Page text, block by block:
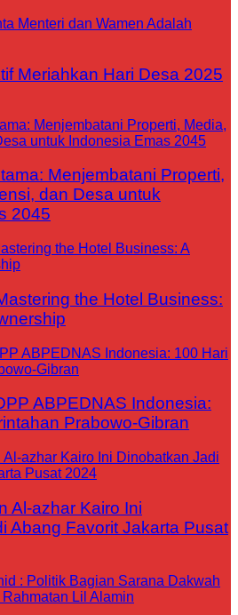
Meriahkan Hari Desa 2025
Menjembatani Properti,
dan Desa untuk
2045
the Hotel Business:
ABPEDNAS Indonesia:
Prabowo-Gibran
Al-azhar Kairo Ini
Abang Favorit Jakarta Pusat